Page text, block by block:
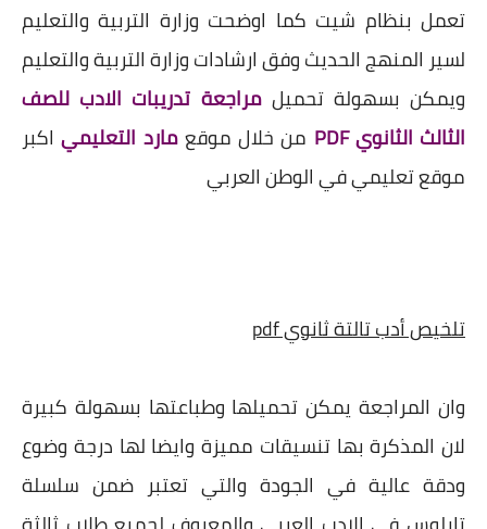
تعمل بنظام شيت كما اوضحت وزارة التربية والتعليم
لسير المنهج الحديث وفق ارشادات وزارة التربية والتعليم
ويمكن بسهولة تحميلمراجعة تدريبات الادب للصف
الثالث الثانوي PDF
من خلال موقعمارد التعليمياكبر
موقع تعليمي في الوطن العربي
تلخيص أدب تالتة ثانوي pdf
وان المراجعة يمكن تحميلها وطباعتها بسهولة كبيرة
لان المذكرة بها تنسيقات مميزة وايضا لها درجة وضوع
ودقة عالية في الجودة والتي تعتبر ضمن سلسلة